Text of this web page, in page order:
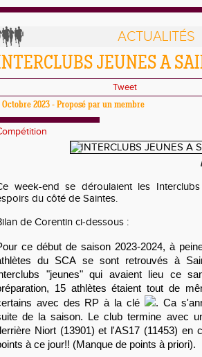
ACTUALITÉS
JEUNES A
Tweet
Octobre 2023 - Proposé par un membre
week-end se déroulaient les
du côté de Saintes.
de Corentin ci-dessous :
ce début de saison 2023-2024, à
du SCA se sont retrouvés à
"jeunes" qui avaient lieu ce
15 athlètes étaient tout de
avec des RP à la clé
. Ca
de la saison. Le club termine avec
Niort (13901) et l'AS17 (11453) en
à ce jour!! (Manque de points à priori).